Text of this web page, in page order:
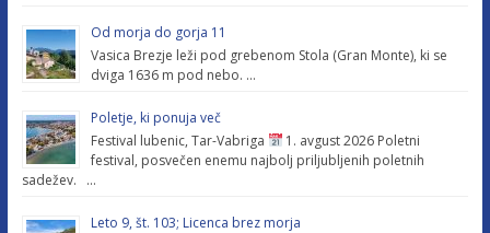
Od morja do gorja 11
Vasica Brezje leži pod grebenom Stola (Gran Monte), ki se
dviga 1636 m pod nebo. …
Poletje, ki ponuja več
Festival lubenic, Tar-Vabriga
1. avgust 2026 Poletni
festival, posvečen enemu najbolj priljubljenih poletnih
sadežev. …
Leto 9, št. 103; Licenca brez morja